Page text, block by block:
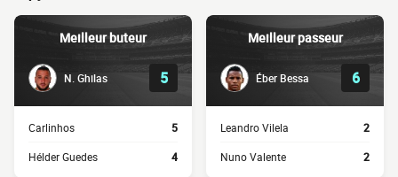
Meilleur buteur
N. Ghilas 5
Carlinhos 5
Hélder Guedes 4
Meilleur passeur
Éber Bessa 6
Leandro Vilela 2
Nuno Valente 2